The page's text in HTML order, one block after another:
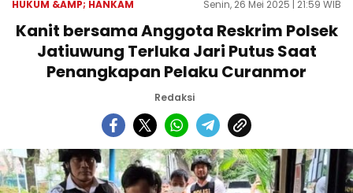
HUKUM &AMP; HANKAM Senin, 26 Mei 2025 | 21:59 WIB
Kanit bersama Anggota Reskrim Polsek
Jatiuwung Terluka Jari Putus Saat
Penangkapan Pelaku Curanmor
Redaksi